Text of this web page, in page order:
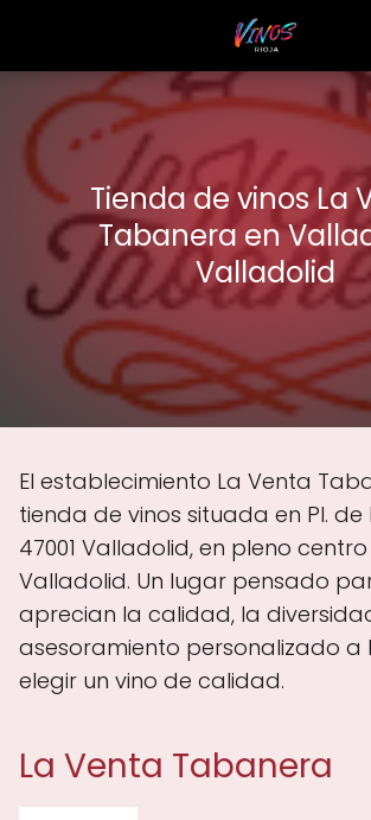
Tienda de vinos La
Tabanera en
Valladolid
El establecimiento La Venta
tienda de vinos situada en Pl. de
47001 Valladolid, en pleno
Valladolid. Un lugar pensado
aprecian la calidad, la
asesoramiento personalizado a
elegir un vino de calidad.
La Venta Tabanera